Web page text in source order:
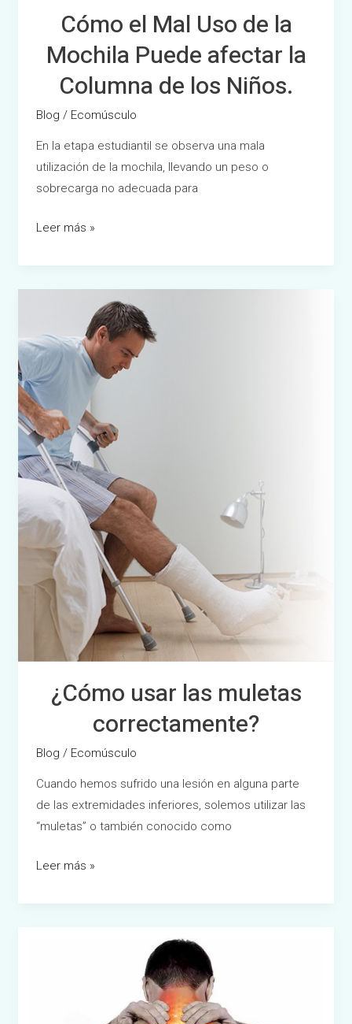
Cómo el Mal Uso de la
Mochila Puede afectar la
Columna de los Niños.
Blog / Ecomúsculo
En la etapa estudiantil se observa una mala
utilización de la mochila, llevando un peso o
sobrecarga no adecuada para
Leer más »
¿Cómo usar las muletas
correctamente?
Blog / Ecomúsculo
Cuando hemos sufrido una lesión en alguna parte
de las extremidades inferiores, solemos utilizar las
“muletas” o también conocido como
las
muletas
correctamente?
Leer más »